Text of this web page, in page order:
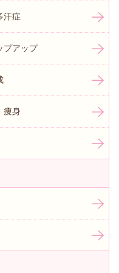
汗症
プアップ
痩身